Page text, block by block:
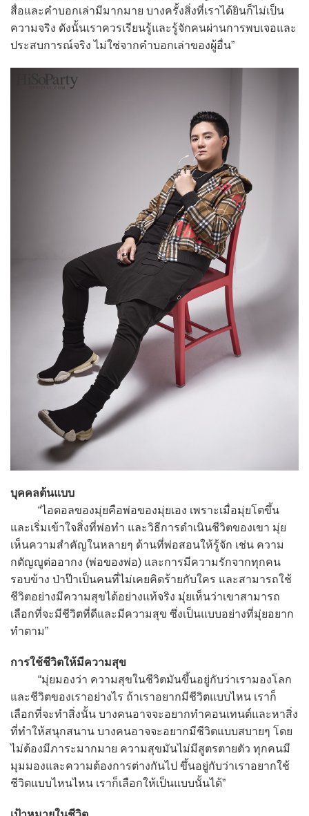
สื่อและคำบอกเล่ามีมากมาย บางครั้งสิ่งที่เราได้ยินก็ไม่เป็น
ความจริง ดังนั้นเราควรเรียนรู้และรู้จักคนผ่านการพบเจอและ
ประสบการณ์จริง ไม่ใช่จากคำบอกเล่าของผู้อื่น”
บุคคลต้นแบบ
“ไอดอลของมุ่ยคือพ่อของมุ่ยเอง เพราะเมื่อมุ่ยโตขึ้น
และเริ่มเข้าใจสิ่งที่พ่อทำ และวิธีการดำเนินชีวิตของเขา มุ่ย
เห็นความสำคัญในหลายๆ ด้านที่พ่อสอนให้รู้จัก เช่น ความ
กตัญญูต่ออากง (พ่อของพ่อ) และการมีความรักจากทุกคน
รอบข้าง ป่าป๊าเป็นคนที่ไม่เคยคิดร้ายกับใคร และสามารถใช้
ชีวิตอย่างมีความสุขได้อย่างแท้จริง มุ่ยเห็นว่าเขาสามารถ
เลือกที่จะมีชีวิตที่ดีและมีความสุข ซึ่งเป็นแบบอย่างที่มุ่ยอยาก
ทำตาม”
การใช้ชีวิตให้มีความสุข
“มุ่ยมองว่า ความสุขในชีวิตมันขึ้นอยู่กับว่าเรามองโลก
และชีวิตของเราอย่างไร ถ้าเราอยากมีชีวิตแบบไหน เราก็
เลือกที่จะทำสิ่งนั้น บางคนอาจจะอยากทำคอนเทนต์และหาสิ่ง
ที่ทำให้สนุกสนาน บางคนอาจจะอยากมีชีวิตแบบสบายๆ โดย
ไม่ต้องมีภาระมากมาย ความสุขมันไม่มีสูตรตายตัว ทุกคนมี
มุมมองและความต้องการต่างกันไป ขึ้นอยู่กับว่าเราอยากใช้
ชีวิตแบบไหนไหน เราก็เลือกให้เป็นแบบนั้นได้”